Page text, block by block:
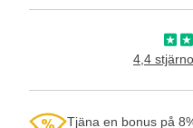
4,4
Tjäna en bonus på